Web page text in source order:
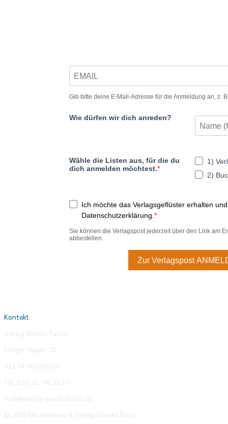
Kontakt
Verlag Monika Fuchs
Langer Hagen 25
31134 Hildesheim
Tel: 0 51 21-96 21 17
mail@verlag-monikafuchs.de
© 2026 Medienbüro & Verlag Monika Fuchs